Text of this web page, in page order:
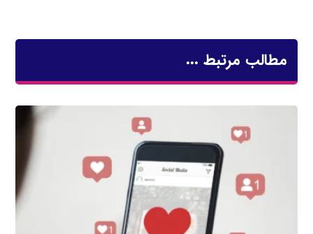
مطالب مرتبط ...